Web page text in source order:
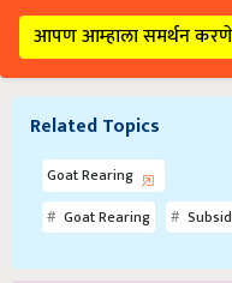
आपण आम्हाला समर्थन
Related Topics
Goat Rearing
Goat Rearing